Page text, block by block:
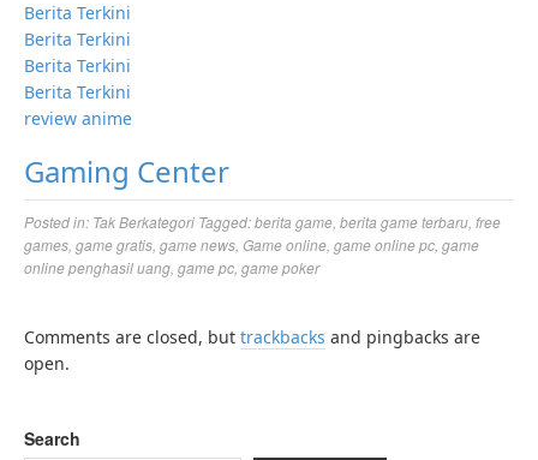
Berita Terkini
Berita Terkini
Berita Terkini
Berita Terkini
review anime
Gaming Center
Posted in: Tak Berkategori Tagged:berita game berita game terbaru free
games game gratis game news Game online game online pc game
online penghasil uang game pc game poker
Comments are closed, but trackbacks and pingbacks are
open.
Search